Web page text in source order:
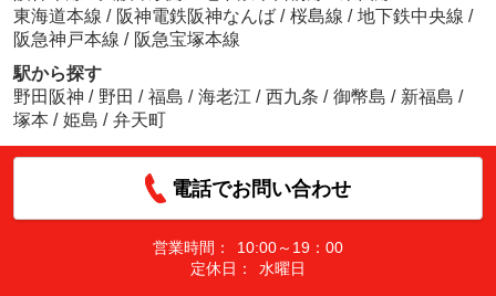
東海道本線 / 阪神電鉄阪神なんば / 桜島線 / 地下鉄中央線 /
阪急神戸本線 / 阪急宝塚本線
駅から探す
野田阪神 / 野田 / 福島 / 海老江 / 西九条 / 御幣島 / 新福島 /
塚本 / 姫島 / 弁天町
電話でお問い合わせ
営業時間：
10:00～19：00
定休日：
水曜日